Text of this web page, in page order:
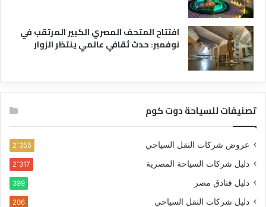
افتتاح المتحف المصري الكبير المرتقب في
نوفمبر: حدث ثقافي عالمي ينتظر الزوار
تصنيفات للسياحة دوت كوم
عروض شركات النقل السياحي 2٬355
دليل شركات السياحة المصرية 2٬317
دليل فنادق مصر 399
دليل شركات النقل السياحي 206